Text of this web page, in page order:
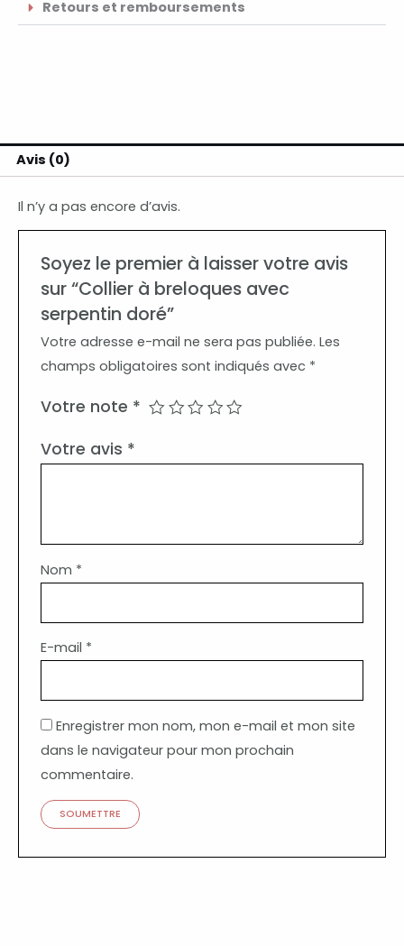
Retours et remboursements
Avis (0)
Il n’y a pas encore d’avis.
Soyez le premier à laisser votre avis
sur “Collier à breloques avec
serpentin doré”
Votre adresse e-mail ne sera pas publiée. Les
champs obligatoires sont indiqués avec *
Votre note *
Votre avis *
Nom *
E-mail *
Enregistrer mon nom, mon e-mail et mon site
dans le navigateur pour mon prochain
commentaire.